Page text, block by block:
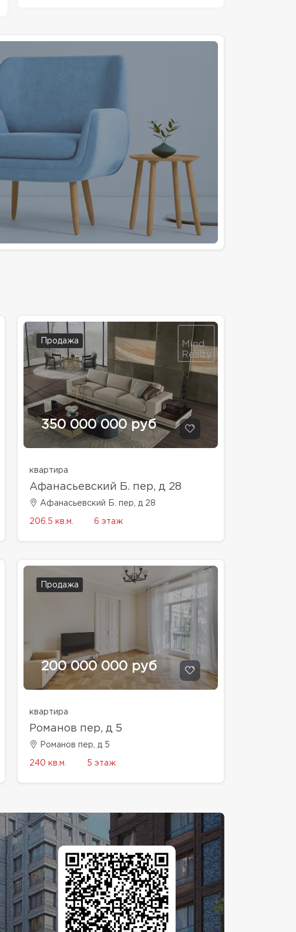
Продажа
350 000 000 руб
квартира
Афанасьевский Б. пер, д 28
Афанасьевский Б. пер, д 28
206.5 кв.м. 6 этаж
Продажа
200 000 000 руб
квартира
Романов пер, д 5
Романов пер, д 5
240 кв.м. 5 этаж